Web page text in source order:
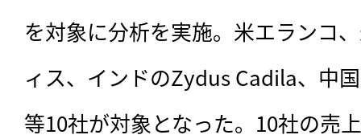
を対象に分析を実施。米エランコ
ィス、インドのZydus Cadila、中
等10社が対象となった。10社の売